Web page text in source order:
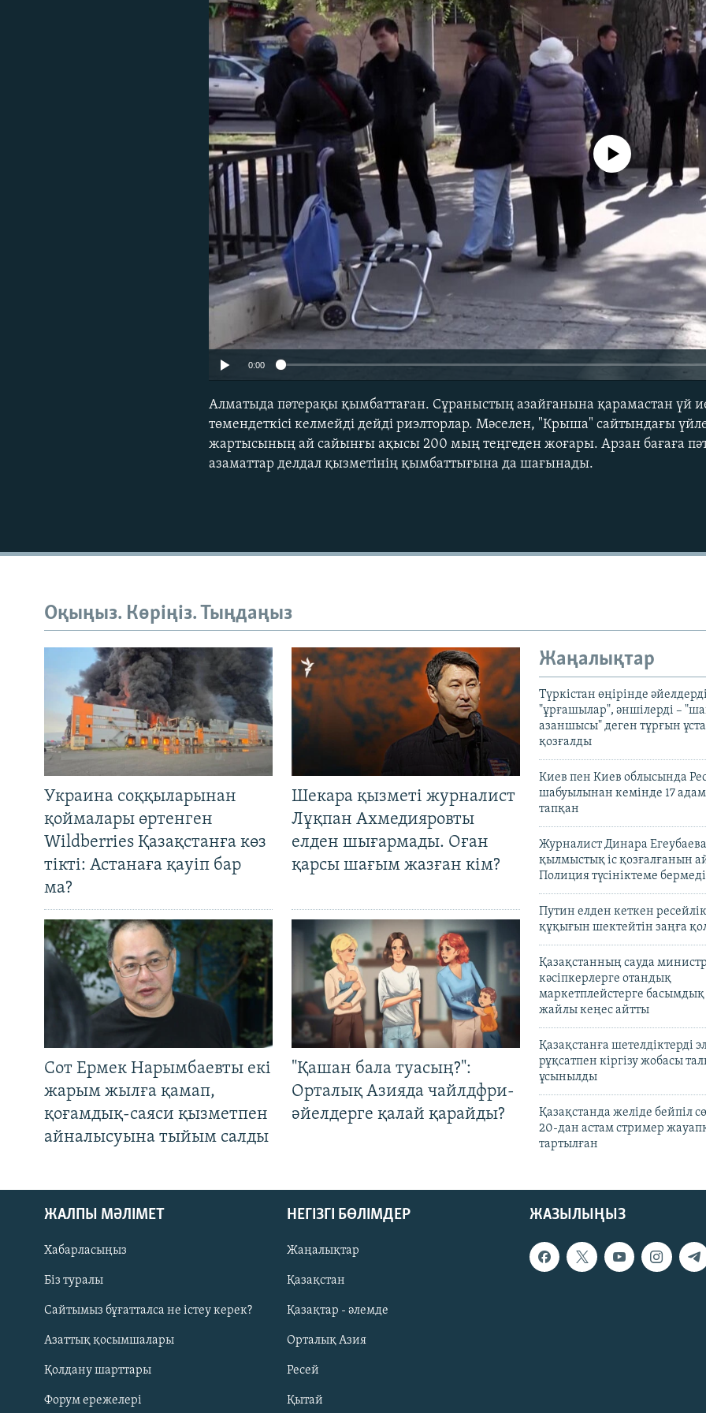
Русский
ЖАЗЫЛЫҢЫЗ
No media source currently
0:00
Алматыда пәтерақы қымбаттаған. Сұраныстың азайғанына қарамастан үй
төмендеткісі келмейді дейді риэлторлар. Мәселен, "Крыша" сайтындағы
жартысының ай сайынғы ақысы 200 мың теңгеден жоғары. Арзан бағаға
азаматтар делдал қызметінің қымбаттығына да шағынады.
Оқыңыз. Көріңіз. Тыңдаңыз
Украина соққыларынан
қоймалары өртенген
Wildberries Қазақстанға көз
тікті: Астанаға қауіп бар
ма?
Шекара қызметі журналист
Лұқпан Ахмедияровты
елден шығармады. Оған
қарсы шағым жазған кім?
Сот Ермек Нарымбаевты екі
жарым жылға қамап,
қоғамдық-саяси қызметпен
айналысуына тыйым салды
"Қашан бала туасың?":
Орталық Азияда чайлдфри-
әйелдерге қалай қарайды?
Жаңалықтар
Түркістан өңірінде
"ұрғашылар", әншілерді –
азаншысы" деген тұрғын
қозғалды
Киев пен Киев облысында
шабуылынан кемінде 17 адам
тапқан
Журналист Динара Егеубаева
қылмыстық іс қозғалғанын
Полиция түсініктеме бермеді
Путин елден кеткен
құқығын шектейтін заңға
Қазақстанның сауда
кәсіпкерлерге отандық
маркетплейстерге басымдық
жайлы кеңес айтты
Қазақстанға шетелдіктерді
рұқсатпен кіргізу жобасы
ұсынылды
Қазақстанда желіде бейпіл
20-дан астам стример
тартылған
ЖАЗЫЛЫҢЫЗ
ЖАЛПЫ МӘЛІМЕТ
Хабарласыңыз
Біз туралы
Сайтымыз бұғатталса не істеу керек?
Азаттық қосымшалары
Қолдану шарттары
Форум ережелері
НЕГІЗГІ БӨЛІМДЕР
Жаңалықтар
Қазақстан
Қазақтар - әлемде
Орталық Азия
Ресей
Қытай